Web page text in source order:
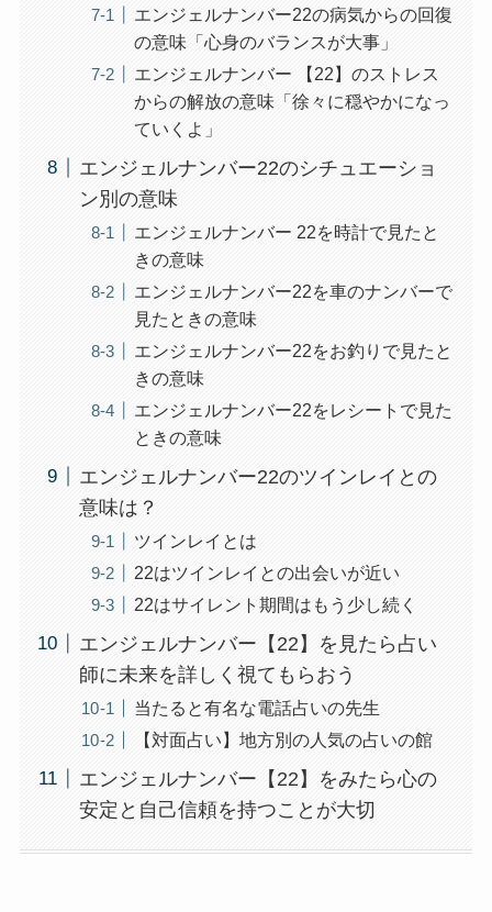
エンジェルナンバー22の病気からの回復
の意味「心身のバランスが大事」
エンジェルナンバー 【22】のストレス
からの解放の意味「徐々に穏やかになっ
ていくよ」
エンジェルナンバー22のシチュエーショ
ン別の意味
エンジェルナンバー 22を時計で見たと
きの意味
エンジェルナンバー22を車のナンバーで
見たときの意味
エンジェルナンバー22をお釣りで見たと
きの意味
エンジェルナンバー22をレシートで見た
ときの意味
エンジェルナンバー22のツインレイとの
意味は？
ツインレイとは
22はツインレイとの出会いが近い
22はサイレント期間はもう少し続く
エンジェルナンバー【22】を見たら占い
師に未来を詳しく視てもらおう
当たると有名な電話占いの先生
【対面占い】地方別の人気の占いの館
エンジェルナンバー【22】をみたら心の
安定と自己信頼を持つことが大切